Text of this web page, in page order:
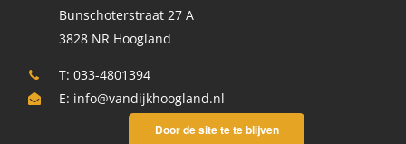
Bunschoterstraat 27 A
3828 NR Hoogland
T: 033-4801394
E: info@vandijkhoogland.nl
Door de site te te blijven